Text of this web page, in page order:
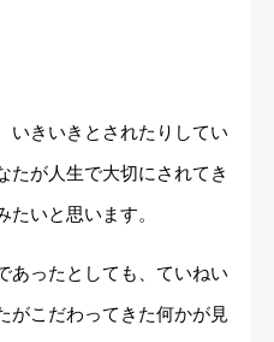
いきいきとされたりしてい
たが人生で大切にされてき
いと思います。
あったとしても、ていねい
がこだわってきた何かが見